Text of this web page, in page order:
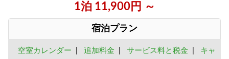
1泊 11,900円 ～
宿泊プラン
空室カレンダー 追加料金 サービス料と税金
キャ